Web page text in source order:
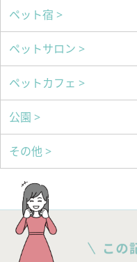
ペット宿 >
ペットサロン >
ペットカフェ >
公園 >
その他 >